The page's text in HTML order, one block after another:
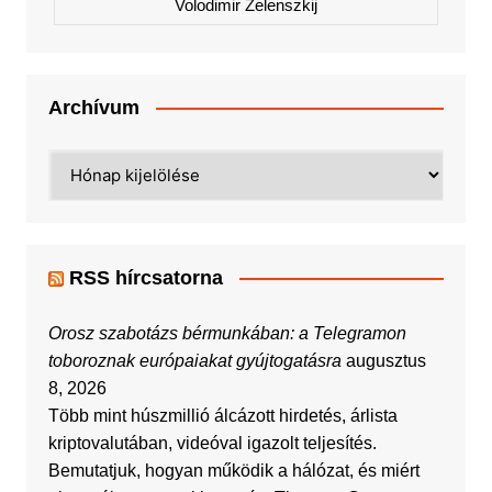
Volodimir Zelenszkij
Archívum
RSS hírcsatorna
Orosz szabotázs bérmunkában: a Telegramon
toboroznak európaiakat gyújtogatásra augusztus
8, 2026
Több mint húszmillió álcázott hirdetés, árlista
kriptovalutában, videóval igazolt teljesítés.
Bemutatjuk, hogyan működik a hálózat, és miért